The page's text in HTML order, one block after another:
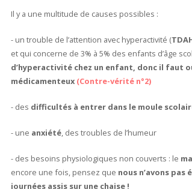
Il y a une multitude de causes possibles :
- un trouble de l’attention avec hyperactivité (
et qui concerne de 3% à 5% des enfants d’âge
d’hyperactivité chez un enfant, donc il faut
médicamenteux (Contre-vérité n°2)
- des difficultés à entrer dans le moule
- une anxiété, des troubles de l’humeur
- des besoins physiologiques non couverts : le
encore une fois, pensez que nous n’avons
journées assis sur une chaise !